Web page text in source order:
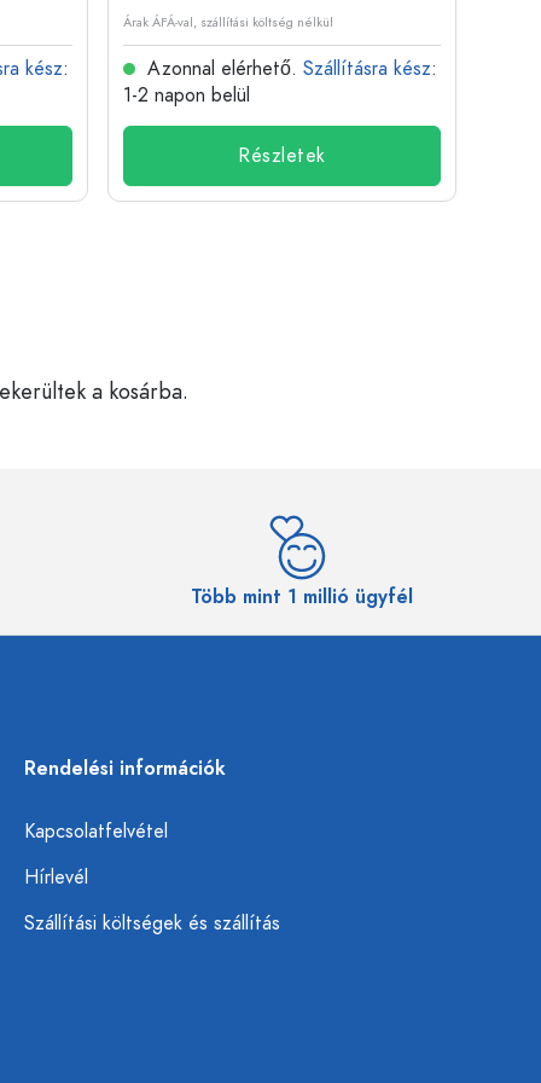
kész:
Árak ÁFÁ-val, szállítási költség nélkül
Azonnal elérhető. Szállításra kész:
1-2 napon belül
Részletek
a kosárba.
Több mint 1 millió ügyfél
Rendelési információk
Kapcsolatfelvétel
Hírlevél
Szállítási költségek és szállítás